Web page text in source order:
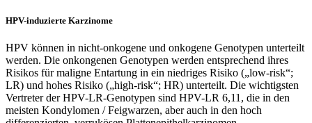
HPV-induzierte Karzinome
HPV können in nicht-onkogene und onkogene Genotypen unterteilt
werden. Die onkongenen Genotypen werden entsprechend ihres
Risikos für maligne Entartung in ein niedriges Risiko („low-risk“;
LR) und hohes Risiko („high-risk“; HR) unterteilt. Die wichtigsten
Vertreter der HPV-LR-Genotypen sind HPV-LR 6,11, die in den
meisten Kondylomen / Feigwarzen, aber auch in den hoch